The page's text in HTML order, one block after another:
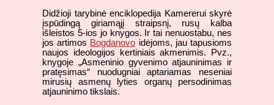
Didžioji tarybinė enciklopedija Kamererui skyrė
įspūdingą giriamąjį straipsnį, rusų kalba
išleistos 5-ios jo knygos. Ir tai nenuostabu, nes
jos artimos Bogdanovo idėjoms, jau tapusioms
naujos ideologijos kertiniais akmenimis. Pvz.,
knygoje „Asmeninio gyvenimo atjauninimas ir
pratęsimas“ nuodugniai aptariamas neseniai
mirusių asmenų lyties organų persodinimas
atjauninimo tikslais.